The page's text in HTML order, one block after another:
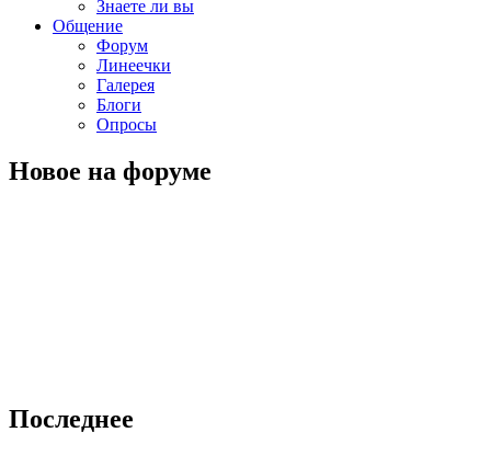
Знаете ли вы
Общение
Форум
Линеечки
Галерея
Блоги
Опросы
Новое на форуме
Последнее